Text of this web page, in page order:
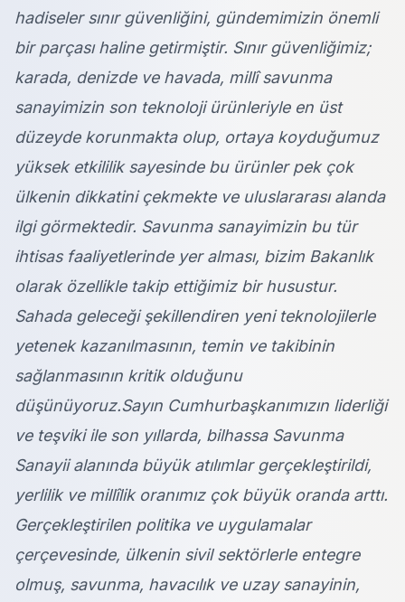
hadiseler sınır güvenliğini, gündemimizin önemli
bir parçası haline getirmiştir. Sınır güvenliğimiz;
karada, denizde ve havada, millî savunma
sanayimizin son teknoloji ürünleriyle en üst
düzeyde korunmakta olup, ortaya koyduğumuz
yüksek etkililik sayesinde bu ürünler pek çok
ülkenin dikkatini çekmekte ve uluslararası alanda
ilgi görmektedir. Savunma sanayimizin bu tür
ihtisas faaliyetlerinde yer alması, bizim Bakanlık
olarak özellikle takip ettiğimiz bir husustur.
Sahada geleceği şekillendiren yeni teknolojilerle
yetenek kazanılmasının, temin ve takibinin
sağlanmasının kritik olduğunu
düşünüyoruz.Sayın Cumhurbaşkanımızın liderliği
ve teşviki ile son yıllarda, bilhassa Savunma
Sanayii alanında büyük atılımlar gerçekleştirildi,
yerlilik ve millîlik oranımız çok büyük oranda arttı.
Gerçekleştirilen politika ve uygulamalar
çerçevesinde, ülkenin sivil sektörlerle entegre
olmuş, savunma, havacılık ve uzay sanayinin,